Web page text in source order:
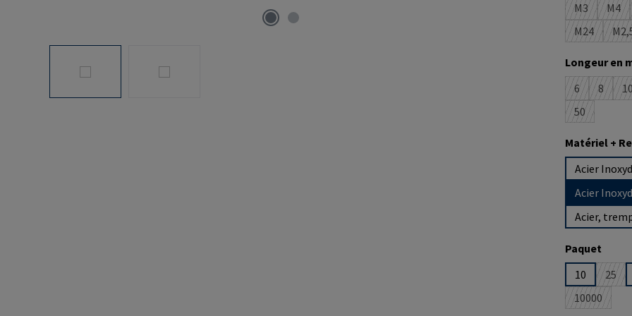
M3
(Cette
M4
M24
(Cette
Longeur en
6
(Cette
8
(Cette
10
50
(Cette
Matériel +
Acier
Acier
Acier,
Sélectionnez
Paquet
10
25
10000
(Cette